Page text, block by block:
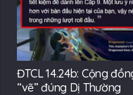
ĐTCL 14.24b: Cộng
“vẽ” đúng Dị Thường